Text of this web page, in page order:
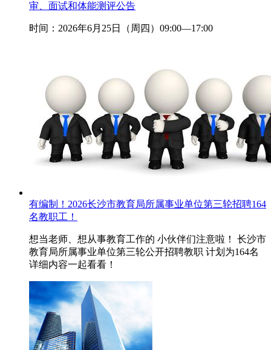
审、面试和体能测评公告
时间：2026年6月25日（周四）09:00—17:00
有编制！2026长沙市教育局所属事业单位第三轮招聘164
名教职工！
想当老师、想从事教育工作的 小伙伴们注意啦！ 长沙市
教育局所属事业单位第三轮公开招聘教职 计划为164名
详细内容一起看看！